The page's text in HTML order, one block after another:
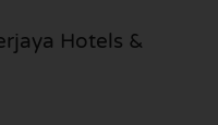
Hotels &